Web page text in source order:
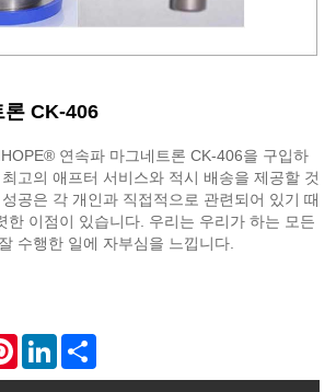
론 CK-406
연속파 마그네트론 CK-406을 구입하
고의 애프터 서비스와 적시 배송을 제공할 것
공은 각 개인과 직접적으로 관련되어 있기 때
한 이점이 있습니다. 우리는 우리가 하는 모든
수행한 일에 자부심을 느낍니다.
PinterestLinkedIn